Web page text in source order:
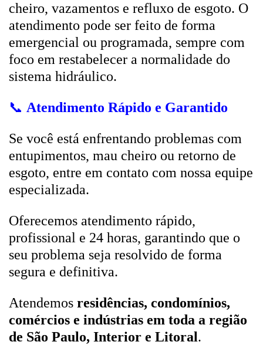
cheiro, vazamentos e refluxo de esgoto. O
atendimento pode ser feito de forma
emergencial ou programada, sempre com
foco em restabelecer a normalidade do
sistema hidráulico.
📞 Atendimento Rápido e Garantido
Se você está enfrentando problemas com
entupimentos, mau cheiro ou retorno de
esgoto, entre em contato com nossa equipe
especializada.
Oferecemos atendimento rápido,
profissional e 24 horas, garantindo que o
seu problema seja resolvido de forma
segura e definitiva.
Atendemos residências, condomínios,
comércios e indústrias em toda a região
de São Paulo, Interior e Litoral.